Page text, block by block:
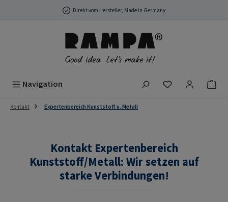
Zum Hauptinhalt springenDirekt vom Hersteller, Made in Germany
Navigation Du hast 0
Kontakt Expertenbereich Kunststoff u. Metall
Kontakt Expertenbereich
Kunststoff/Metall: Wir setzen auf
starke Verbindungen!